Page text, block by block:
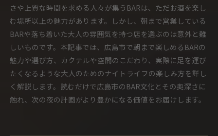
さや上質な時間を求める人々が集うBARは、ただお酒を楽し
む場所以上の魅力があります。しかし、朝まで営業している
BARや落ち着いた大人の雰囲気を持つ店を選ぶのは意外と難
しいものです。本記事では、広島市で朝まで楽しめるBARの
魅力や選び方、カクテルや空間のこだわり、実際に足を運び
たくなるような大人のためのナイトライフの楽しみ方を詳し
く解説します。読むだけで広島市のBAR文化とその奥深さに
触れ、次の夜の計画がより豊かになる価値をお届けします。